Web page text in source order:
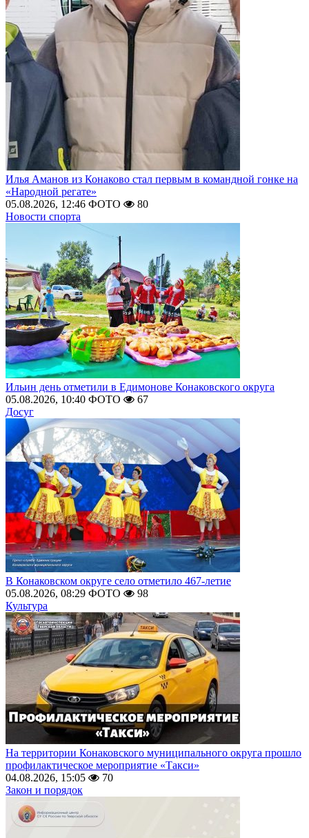
Илья Аманов из Конаково стал первым в командной гонке на
«Народной регате»
05.08.2026, 12:46 ФОТО
80
Новости спорта
Ильин день отметили в Едимонове Конаковского округа
05.08.2026, 10:40 ФОТО
67
Досуг
В Конаковском округе село отметило 467-летие
05.08.2026, 08:29 ФОТО
98
Культура
На территории Конаковского муниципального округа прошло
профилактическое мероприятие «Такси»
04.08.2026, 15:05
70
Закон и порядок